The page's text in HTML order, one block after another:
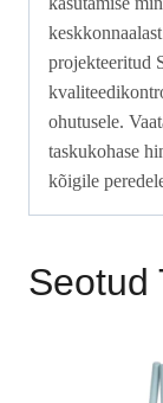
projekteeritud
ohutusele.
taskukohase
kõigile
Seotud